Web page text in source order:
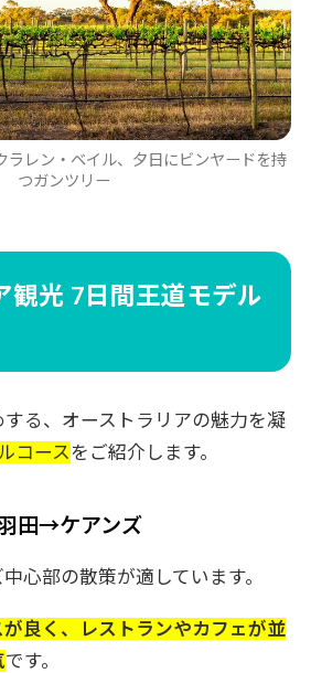
ラレン・ベイル、夕日にビンヤードを持
つガンツリー
観光 7日間王道モデル
る、オーストラリアの魅力を凝
コースをご紹介します。
田→ケアンズ
心部の散策が適しています。
良く、レストランやカフェが並
です。